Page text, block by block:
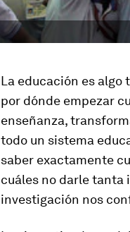
La educación es algo
por dónde empezar
enseñanza,
todo un sistema
saber exactamente
cuáles no darle tanta
investigación nos